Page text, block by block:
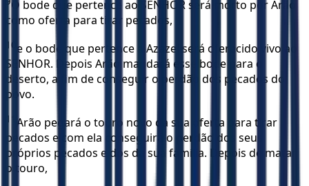
O bode que pertence ao SENHOR será morto por Arão
como oferta para tirar pecados,
10 e o bode que pertence a Azazel será oferecido vivo ao
SENHOR. Depois Arão mandará esse bode para o
deserto, a fim de conseguir o perdão dos pecados do
povo.
11
Arão pegará o touro novo da sua oferta para tirar
pecados e com ela conseguirá o perdão dos seus
próprios pecados e dos da sua família. Depois de matar
o touro,